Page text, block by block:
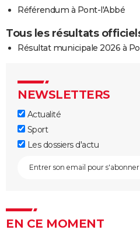
Référendum à Pont-l'Abbé
Tous les résultats
Résultat municipale 2026 à
NEWSLETTERS
Actualité
Sport
Les dossiers d'actu
EN CE MOMENT